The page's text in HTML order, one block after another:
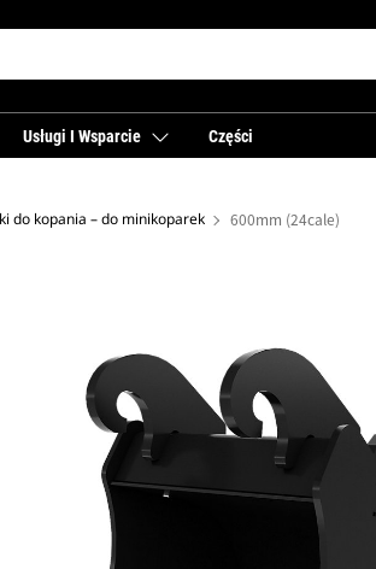
Usługi I Wsparcie Części
do kopania – do minikoparek 600mm (24cale)